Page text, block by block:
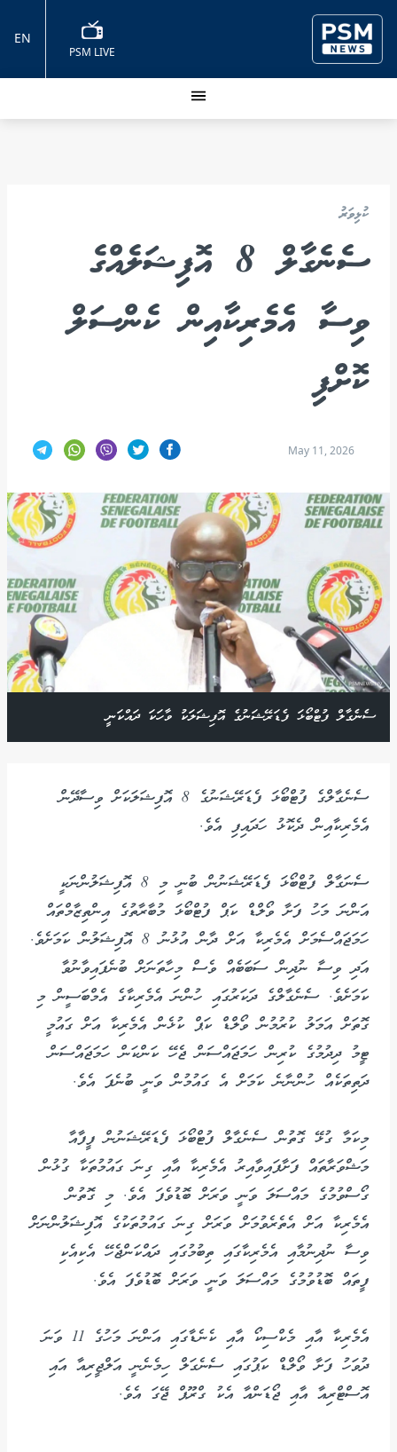
PSM LIVE
EN
ކުޅިވަރު
ސެނެގާލް 8 އޮފިޝަލެއްގެ
ވިސާ އެމެރިކާއިން ކެންސަލް
ކޮށްފި
May 11, 2026
ސެނެގާލް ފުޓްބޯޅަ ފެޑަރޭޝަނުގެ އޮފިޝަލަކު ވާހަކަ ދައްކަނީ
ސެނެގާލްގެ ފުޓްބޯޅަ ފެޑަރޭޝަނުގެ 8 އޮފިޝަލަކަށް ވިސާދޭން
އެމެރިކާއިން ދެކޮޅު ހަދައިފި އެވެ.
ސެނަގާލް ފުޓްބޯޅަ ފެޑަރޭޝަނުން ބުނީ މި 8 އޮފިޝަލުންނަކީ
އަންނަ މަހު ފަށާ ވޯލްޑް ކަޕް ފުޓްބޯޅަ މުބާރާތުގެ އިންތިޒާމްތައް
ހަމަޖައްސެމަށް އެމެރިކާ އަށް ދާން އުޅުނު 8 އޮފިޝަލުން ކަމަށެވެ.
އަދި ވިސާ ނުދިން ސަބަބެއް ވެސް މިހާތަނަށް ބުނެފައިވާނުވާ
ކަމަށެވެ. ސެނެގާލްގެ ދަކަރުގައި ހުންނަ އެމެރިކާގެ އެމްބަސީން މި
ގޮތަށް އަމަލު ކުރުމުން ވޯލްޑް ކަޕް ކުޅެން އެމެރިކާ އަށް ގައުމީ
ޓީމު ދިދުމުގެ ކުރިން ހަމަޖައްސަން ޖެހޭ ކަންކަން ހަމަޖައްސަން
ދަތިތަކެއް ހުންނާނެ ކަމަށް އެ ގައުމުން ވަނީ ބުނެފަ އެވެ.
މިކަމާ ގުޅޭ ގޮތުން ސެނެގާލް ފުޓްބޯޅަ ފެޑަރޭޝަނުން ފީފާއާ
މަޝްވަރާތައް ފަށާފައިވާއިރު އެމެރިކާ އާއި ގިނަ ގައުމުތަކާ ގުޅުން
ގޯސްވުމުގެ މައްސަލަ ވަނީ ވަރަށް ބޮޑުވެފަ އެވެ. މި ގޮތުން
އެމެރިކާ އަށް އެތެރެވުމަށް ވަރަށް ގިނަ ގައުމުތަކުގެ އޮފިޝަލުންނަށް
ވިސާ ނުދިނުމާއި އެމެރިކާގައި ތިބުމުގައި ދައްކަންޖެހޭ އެކިއެކި
ފީތައް ބޮޑުވުމުގެ މައްސަލަ ވަނީ ވަރަށް ބޮޑުވެފަ އެވެ.
އެމެރިކާ އާއި މެކްސިކޯ އާއި ކެނެޑާގައި އަންނަ މަހުގެ 11 ވަނަ
ދުވަހު ފަށާ ވޯލްޑް ކަޕުގައި ސެނެގަލް ހިމެނެނީ އަލްޖީރިއާ އައި
އޮސްޓްރިއާ އާއި ޖޯޑަންއާ އެކު ގްރޫޕް ޖޭގަ އެވެ.